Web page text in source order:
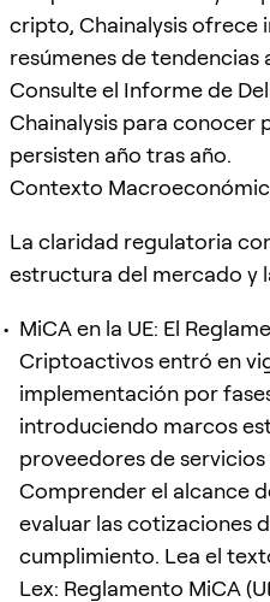
cripto, Chainalysis ofrece
resúmenes de tendencias
Consulte el Informe de
Chainalysis para conocer
persisten año tras año.
Contexto
La claridad regulatoria
estructura del mercado y
MiCA en la UE: El
Criptoactivos entró en
implementación por
introduciendo marcos
proveedores de
Comprender el alcance
evaluar las cotizaciones
cumplimiento. Lea el
Lex: Reglamento MiCA